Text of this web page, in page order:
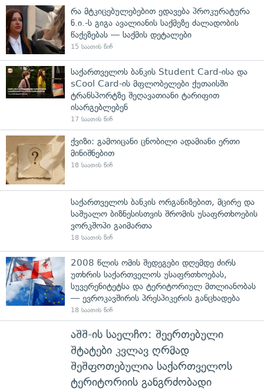
რა მტკიცებულებებით ედავება პროკურატურა
ნ.ი.-ს გიგა ავალიანის საქმეზე ძალადობის
წაქეზებას — საქმის დეტალები
15 საათის წინ
საქართველოს ბანკის Student Card-ისა და
sCool Card-ის მფლობელები ქუთაისში
ტრანსპორტზე შეღავათიანი ტარიფით
ისარგებლებენ
17 საათის წინ
ქვიზი: გამოიცანი ცნობილი ადამიანი ერთი
მინიშნებით
18 საათის წინ
საქართველოს ბანკის ორგანიზებით, მცირე და
საშუალო ბიზნესისთვის შრომის უსაფრთხოების
ვორკშოპი გაიმართა
18 საათის წინ
2008 წლის ომის შედეგები დღემდე ძირს
უთხრის საქართველოს უსაფრთხოებას,
სუვერენიტეტსა და ტერიტორიულ მთლიანობას
— ევროკავშირის პრესპიკერის განცხადება
18 საათის წინ
აშშ-ის საელჩო: შეერთებული
შტატები კვლავ ღრმად
შეშფოთებულია საქართველოს
ტერიტორიის განგრძობადი